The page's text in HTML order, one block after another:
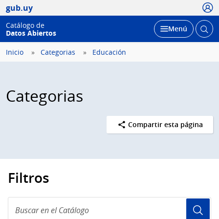
gub.uy
Catálogo de
Datos Abiertos
Desplegar
Menú Abrir
Inicio Categorias Educación
Categorias
Compartir esta página
Filtros
en